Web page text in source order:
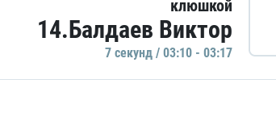
клюшкой
14.Балдаев Виктор
7 секунд / 03:10 - 03:17